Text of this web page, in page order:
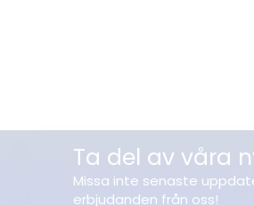
Ta del av våra
Missa inte senaste
erbjudanden från oss!